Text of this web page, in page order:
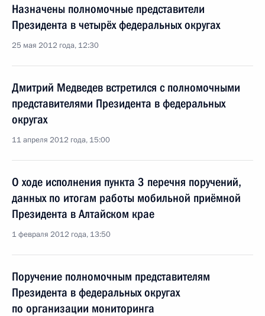
Назначены полномочные представители
Президента в четырёх федеральных округах
25 мая 2012 года, 12:30
Дмитрий Медведев встретился с полномочными
представителями Президента в федеральных
округах
11 апреля 2012 года, 15:00
О ходе исполнения пункта 3 перечня поручений,
данных по итогам работы мобильной приёмной
Президента в Алтайском крае
1 февраля 2012 года, 13:50
Поручение полномочным представителям
Президента в федеральных округах
по организации мониторинга